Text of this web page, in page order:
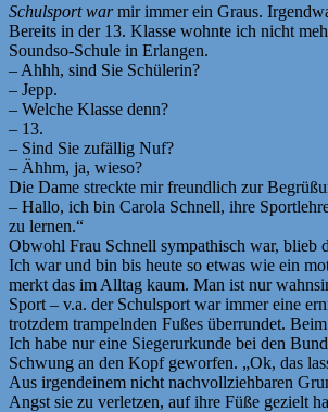
Schulsport warmir immer ein Graus.
Bereits in der 13. Klasse wohnte ich nicht
Soundso-Schule in Erlangen.
– Ahhh, sind Sie Schülerin?
– Jepp.
– Welche Klasse denn?
– 13.
– Sind Sie zufällig Nuf?
– Ähhm, ja, wieso?
Die Dame streckte mir freundlich zur
– Hallo, ich bin Carola Schnell, ihre
zu lernen.“
Obwohl Frau Schnell sympathisch war, blieb
Ich war und bin bis heute so etwas wie ein
merkt das im Alltag kaum. Man ist nur
Sport – v.a. der Schulsport war immer eine
trotzdem trampelnden Fußes überrundet.
Ich habe nur eine Siegerurkunde bei den
Schwung an den Kopf geworfen. „Ok, das
Aus irgendeinem nicht nachvollziehbaren
Angst sie zu verletzen, auf ihre Füße gezielt